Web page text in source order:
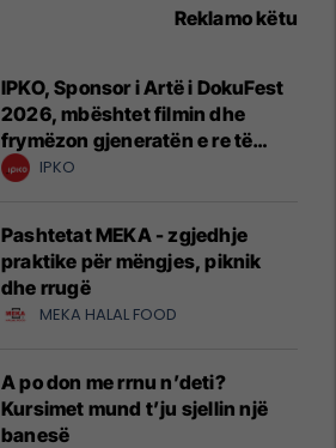
Reklamo këtu
IPKO, Sponsor i Artë i DokuFest
2026, mbështet filmin dhe
frymëzon gjeneratën e re të
krijuesve
IPKO
Pashtetat MEKA - zgjedhje
praktike për mëngjes, piknik
dhe rrugë
MEKA HALAL FOOD
A po don me rrnu n’deti?
Kursimet mund t’ju sjellin një
banesë